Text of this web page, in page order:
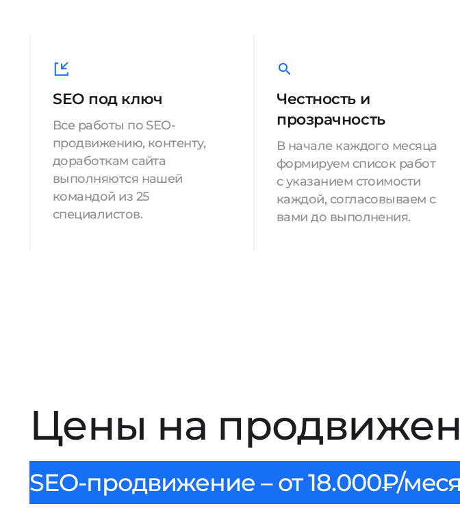
SEO под ключ
Все работы по SEO-
продвижению, контенту,
доработкам сайта
выполняются нашей
командой из 25
специалистов.
Честность и
прозрачность
В начале каждого месяца
формируем список работ
с указанием стоимости
каждой, согласовываем с
вами до выполнения.
Цены на
SEO-продвижение – от 18.000₽/